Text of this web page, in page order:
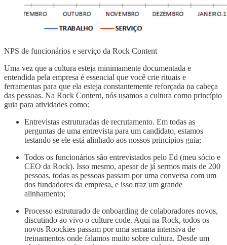
NPS de funcionários e serviço da Rock Content
Uma vez que a cultura esteja minimamente documentada e
entendida pela empresa é essencial que você crie rituais e
ferramentas para que ela esteja constantemente reforçada na cabeça
das pessoas. Na Rock Content, nós usamos a cultura como princípio
guia para atividades como:
Entrevistas estruturadas de recrutamento. Em todas as
perguntas de uma entrevista para um candidato, estamos
testando se ele está alinhado aos nossos princípios guia;
Todos os funcionários são entrevistados pelo Ed (meu sócio e
CEO da Rock). Isso mesmo, apesar de já sermos mais de 200
pessoas, todas as pessoas passam por uma conversa com um
dos fundadores da empresa, e isso traz um grande
alinhamento;
Processo estruturado de onboarding de colaboradores novos,
discutindo ao vivo o culture code. Aqui na Rock, todos os
novos Roockies passam por uma semana intensiva de
treinamentos onde falamos muito sobre cultura. Desde um